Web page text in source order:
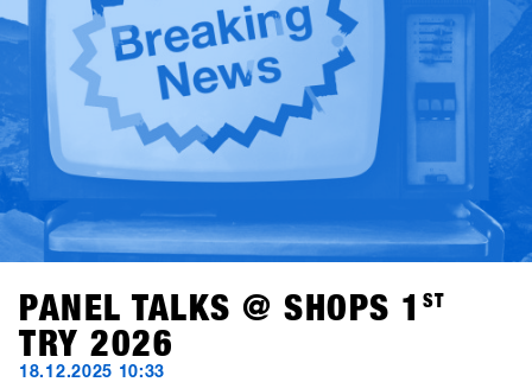
PANEL TALKS @ SHOPS 1 ST
TRY 2026
18.12.2025 10:33